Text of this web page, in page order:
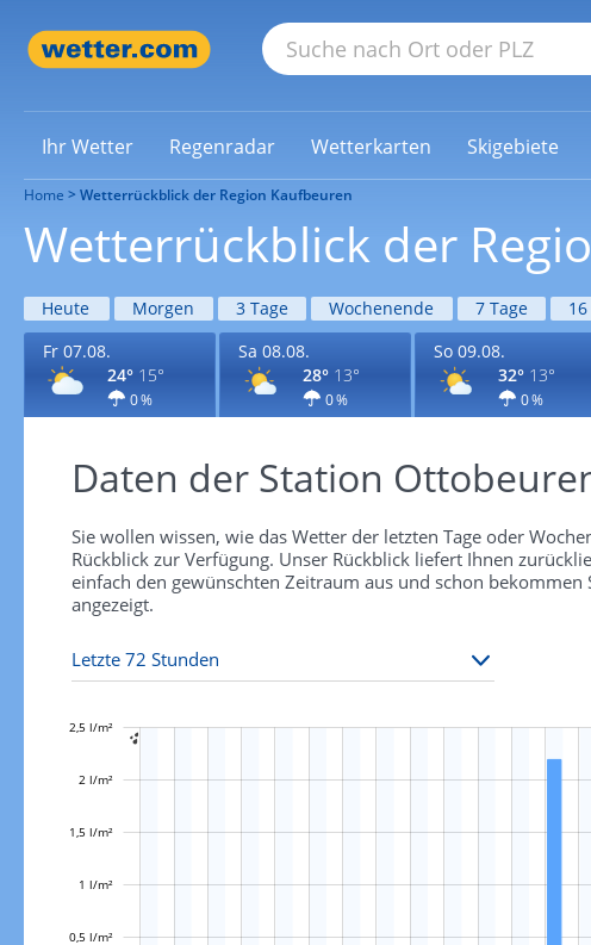
Ihr Wetter Regenradar Wetterkarten Skigebiete
Home Wetterrückblick der Region Kaufbeuren
Wetterrückblick der
Heute Morgen 3 Tage Wochenende 7 Tage
Fr 07.08.
24° 15°
0 %
Sa 08.08.
28° 13°
0 %
So 09.08.
32° 13°
0 %
Daten der Station
Sie wollen wissen, wie das Wetter der letzten Tage oder
Rückblick zur Verfügung. Unser Rückblick liefert Ihnen
einfach den gewünschten Zeitraum aus und schon
angezeigt.

0,5 l/m²
1 l/m²
1,5 l/m²
2 l/m²
2,5 l/m²